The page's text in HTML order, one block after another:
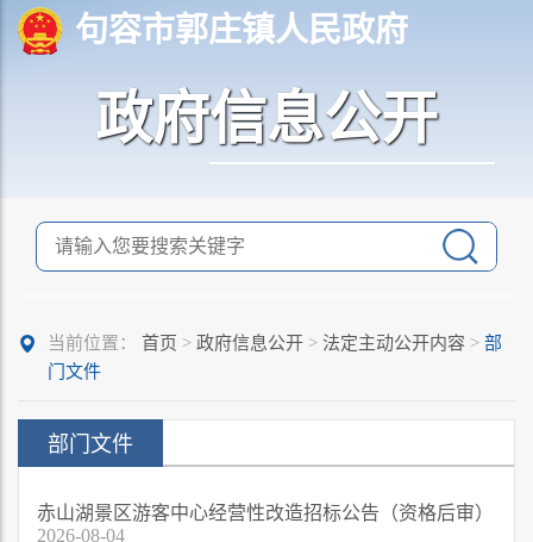
句容市郭庄镇人民政府
政府信息公开
当前位置： 首页 > 政府信息公开 > 法定主动公开内容 > 部
门文件
部门文件
赤山湖景区游客中心经营性改造招标公告（资格后审）
2026-08-04